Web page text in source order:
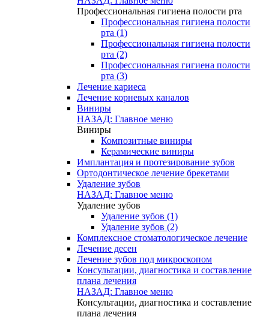
Профессиональная гигиена полости рта
Профессиональная гигиена полости
рта (1)
Профессиональная гигиена полости
рта (2)
Профессиональная гигиена полости
рта (3)
Лечение кариеса
Лечение корневых каналов
Виниры
НАЗАД: Главное меню
Виниры
Композитные виниры
Керамические виниры
Имплантация и протезирование зубов
Ортодонтическое лечение брекетами
Удаление зубов
НАЗАД: Главное меню
Удаление зубов
Удаление зубов (1)
Удаление зубов (2)
Комплексное стоматологическое лечение
Лечение десен
Лечение зубов под микроскопом
Консультации, диагностика и составление
плана лечения
НАЗАД: Главное меню
Консультации, диагностика и составление
плана лечения